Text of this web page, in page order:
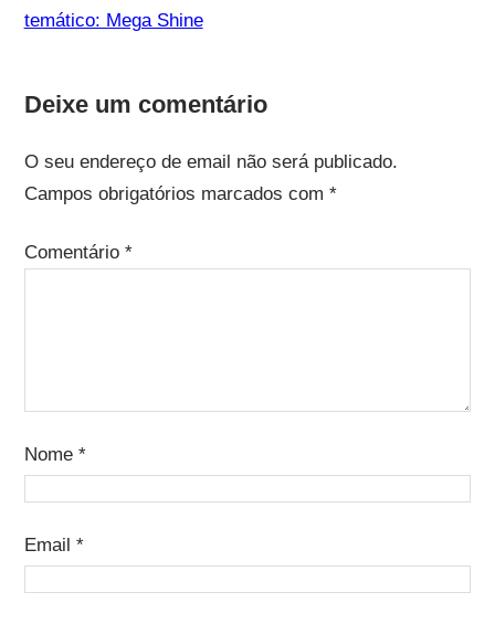
temático: Mega Shine
Deixe um comentário
O seu endereço de email não será publicado.
Campos obrigatórios marcados com *
Comentário *
Nome *
Email *